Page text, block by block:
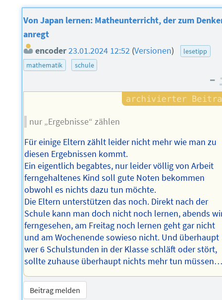
Von Japan lernen: Matheunterricht, der zum
anregt
encoder23.01.2024 12:52 (Versionen)
lesetipp
mathematik
schule
–
nur „Ergebnisse“ zählen
Für einige Eltern zählt leider nicht mehr wie man zu
diesen Ergebnissen kommt.
Ein eigentlich begabtes, nur leider völlig von Arbeit
ferngehaltenes Kind soll gute Noten bekommen
obwohl es nichts dazu tun möchte.
Die Eltern unterstützen das noch. Direkt nach der
Schule kann man doch nicht noch lernen, abends
ferngesehen, am Freitag noch lernen geht gar nicht
und am Wochenende sowieso nicht. Und überhaupt
wer 6 Schulstunden in der Klasse schläft oder stört,
sollte zuhause überhaupt nichts mehr tun
Beitrag melden